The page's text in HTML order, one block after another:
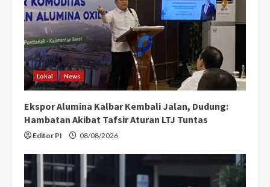
Lokal News
Ekspor Alumina Kalbar Kembali Jalan, Dudung:
Hambatan Akibat Tafsir Aturan LTJ Tuntas
Editor PI 08/08/2026